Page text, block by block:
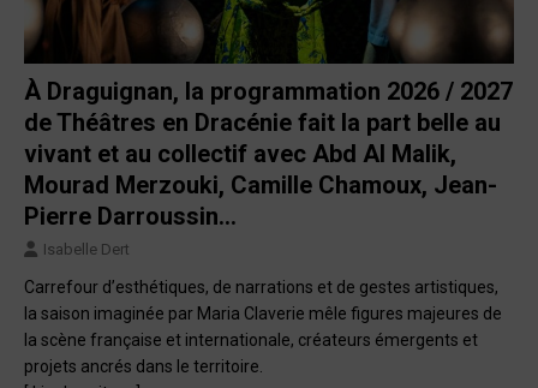
À Draguignan, la programmation 2026 / 2027
de Théâtres en Dracénie fait la part belle au
vivant et au collectif avec Abd Al Malik,
Mourad Merzouki, Camille Chamoux, Jean-
Pierre Darroussin…
Isabelle Dert
Carrefour d’esthétiques, de narrations et de gestes artistiques,
la saison imaginée par Maria Claverie mêle figures majeures de
la scène française et internationale, créateurs émergents et
projets ancrés dans le territoire.